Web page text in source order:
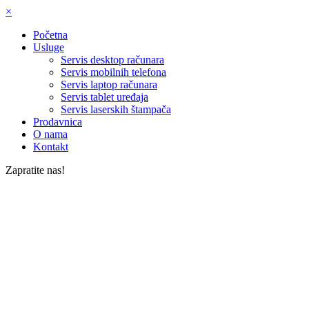
×
Početna
Usluge
Servis desktop računara
Servis mobilnih telefona
Servis laptop računara
Servis tablet uređaja
Servis laserskih štampača
Prodavnica
O nama
Kontakt
Zapratite nas!